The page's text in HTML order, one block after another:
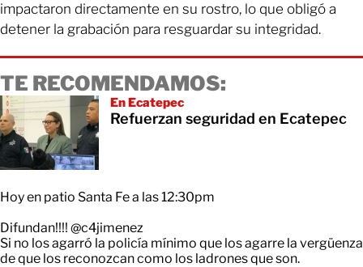
impactaron directamente en su rostro, lo que obligó a
detener la grabación para resguardar su integridad.
TE RECOMENDAMOS:
En Ecatepec
Refuerzan seguridad en Ecatepec
Hoy en patio Santa Fe a las 12:30pm
Difundan!!!! @c4jimenez
Si no los agarró la policía mínimo que los agarre la vergüenza
de que los reconozcan como los ladrones que son.